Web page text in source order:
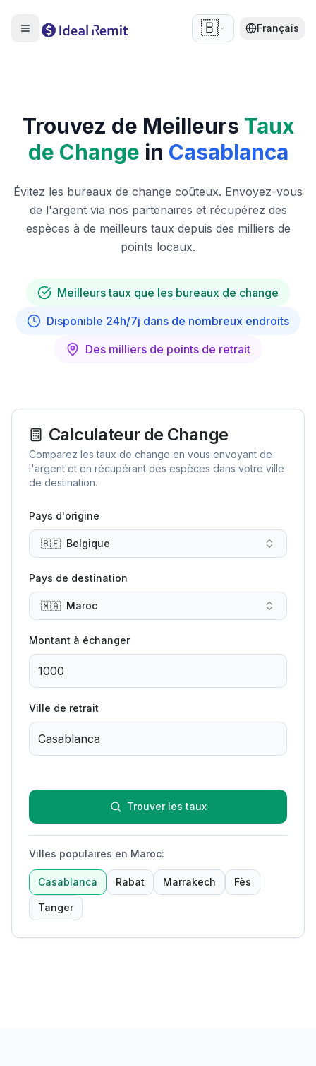
🇧🇪 Français
Trouvez de Meilleurs Taux
de Change in Casablanca
Évitez les bureaux de change coûteux. Envoyez-vous
de l'argent via nos partenaires et récupérez des
espèces à de meilleurs taux depuis des milliers de
points locaux.
Meilleurs taux que les bureaux de change
Disponible 24h/7j dans de nombreux endroits
Des milliers de points de retrait
Calculateur de Change
Comparez les taux de change en vous envoyant de
l'argent et en récupérant des espèces dans votre ville
de destination.
Pays d'origine
🇧🇪 Belgique
Pays de destination
🇲🇦 Maroc
Montant à échanger
Ville de retrait
Trouver les taux
Villes populaires en Maroc:
Casablanca Rabat Marrakech Fès
Tanger